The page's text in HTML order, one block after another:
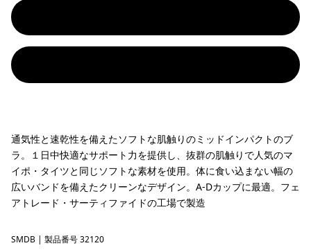
通気性と速乾性を備えたソフトな肌触りのミッドインパクトのブ
ラ。１日中快適なサポート力を提供し、抜群の肌触りで人気のマ
イポ・タイツと同じソフトな素材を使用。体に食い込まない幅の
広いバンドを備えたクリーンなデザイン。A-Dカップに最適。フェ
アトレード・サーティファイドの工場で製造
Smolder Blue
SMDB | 製品番号 32120